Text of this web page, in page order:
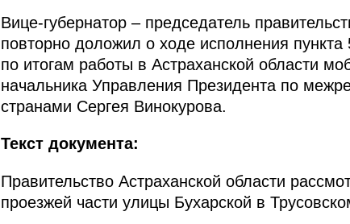
Вице-губернатор – председатель
повторно доложил о ходе исполнения
по итогам работы в Астраханской области
начальника Управления Президента по
странами Сергея Винокурова.
Текст документа:
Правительство Астраханской области
проезжей части улицы Бухарской в